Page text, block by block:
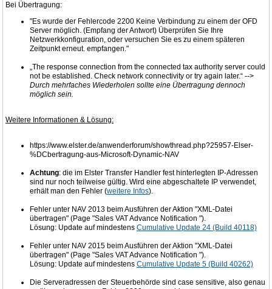
Bei Übertragung:
"Es wurde der Fehlercode 2200 Keine Verbindung zu einem der OFD
Server möglich. (Empfang der Antwort) Überprüfen Sie Ihre
Netzwerkkonfiguration, oder versuchen Sie es zu einem späteren
Zeitpunkt erneut. empfangen."
„The response connection from the connected tax authority server could
not be established. Check network connectivity or try again later.“ -->
Durch mehrfaches Wiederholen sollte eine Übertragung dennoch
möglich sein.
Weitere Informationen & Lösung:
https://www.elster.de/anwenderforum/showthread.php?25957-Elser-
%DCbertragung-aus-Microsoft-Dynamic-NAV
Achtung: die im Elster Transfer Handler fest hinterlegten IP-Adressen
sind nur noch teilweise gültig. Wird eine abgeschaltete IP verwendet,
erhält man den Fehler (weitere Infos).
Fehler unter NAV 2013 beim Ausführen der Aktion "XML-Datei
übertragen" (Page "Sales VAT Advance Notification ").
Lösung: Update auf mindestens Cumulative Update 24 (Build 40118)
Fehler unter NAV 2015 beim Ausführen der Aktion "XML-Datei
übertragen" (Page "Sales VAT Advance Notification ").
Lösung: Update auf mindestens Cumulative Update 5 (Build 40262)
Die Serveradressen der Steuerbehörde sind case sensitive, also genau